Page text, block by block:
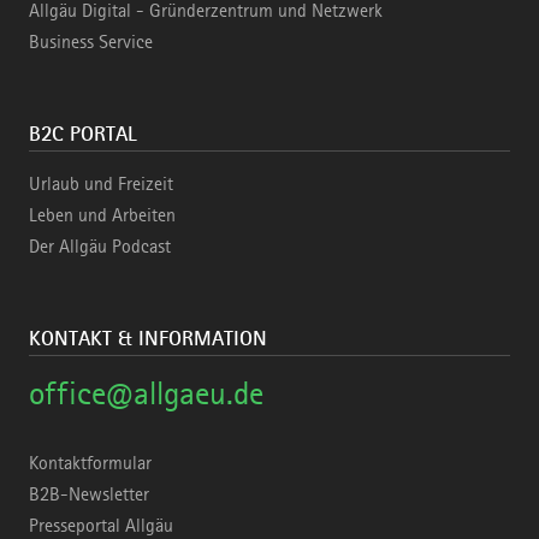
Allgäu Digital - Gründerzentrum und Netzwerk
Business Service
B2C PORTAL
Urlaub und Freizeit
Leben und Arbeiten
Der Allgäu Podcast
KONTAKT & INFORMATION
office@allgaeu.de
Kontaktformular
B2B-Newsletter
Presseportal Allgäu